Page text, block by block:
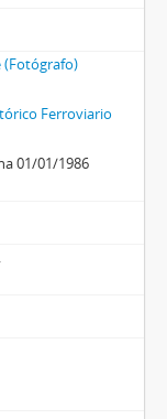
(Fotógrafo)
Ferroviario
01/01/1986